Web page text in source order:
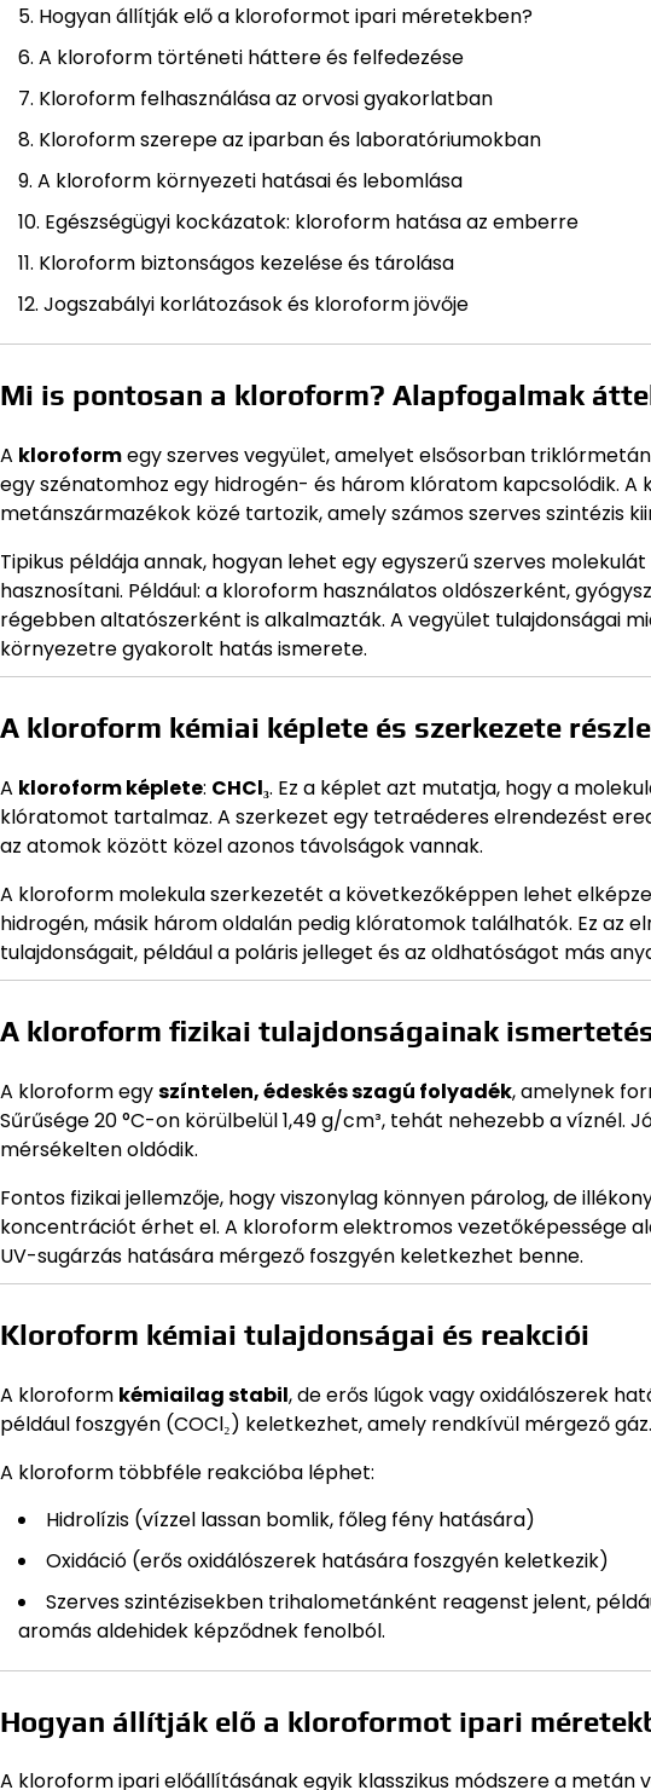
Hogyan állítják elő a kloroformot ipari méretekben?
A kloroform történeti háttere és felfedezése
Kloroform felhasználása az orvosi gyakorlatban
Kloroform szerepe az iparban és laboratóriumokban
A kloroform környezeti hatásai és lebomlása
Egészségügyi kockázatok: kloroform hatása az emberre
Kloroform biztonságos kezelése és tárolása
Jogszabályi korlátozások és kloroform jövője
Mi is pontosan a kloroform? Alapfogalmak
A kloroformegy szerves vegyület, amelyet elsősorban
egy szénatomhoz egy hidrogén- és három klóratom kapcsolódik.
metánszármazékok közé tartozik, amely számos szerves szintézis
Tipikus példája annak, hogyan lehet egy egyszerű szerves
hasznosítani. Például: a kloroform használatos oldószerként,
régebben altatószerként is alkalmazták. A vegyület tulajdonságai
környezetre gyakorolt hatás ismerete.
A kloroform kémiai képlete és szerkezete
A kloroform képlete: CHCl₃. Ez a képlet azt mutatja, hogy a
klóratomot tartalmaz. A szerkezet egy tetraéderes elrendezést
az atomok között közel azonos távolságok vannak.
A kloroform molekula szerkezetét a következőképpen lehet
hidrogén, másik három oldalán pedig klóratomok találhatók. Ez az
tulajdonságait, például a poláris jelleget és az oldhatóságot más
A kloroform fizikai tulajdonságainak
A kloroform egyszíntelen, édeskés szagú folyadék, amelynek
Sűrűsége 20 °C-on körülbelül 1,49 g/cm³, tehát nehezebb a víznél.
mérsékelten oldódik.
Fontos fizikai jellemzője, hogy viszonylag könnyen párolog, de
koncentrációt érhet el. A kloroform elektromos vezetőképessége
UV-sugárzás hatására mérgező foszgyén keletkezhet benne.
Kloroform kémiai tulajdonságai és reakciói
A kloroform kémiailag stabil, de erős lúgok vagy oxidálószerek
például foszgyén (COCl₂) keletkezhet, amely rendkívül mérgező gáz.
A kloroform többféle reakcióba léphet:
Hidrolízis (vízzel lassan bomlik, főleg fény hatására)
Oxidáció (erős oxidálószerek hatására foszgyén keletkezik)
Szerves szintézisekben trihalometánként reagenst jelent,
aromás aldehidek képződnek fenolból.
Hogyan állítják elő a kloroformot ipari
A kloroform ipari előállításának egyik klasszikus módszere a metán